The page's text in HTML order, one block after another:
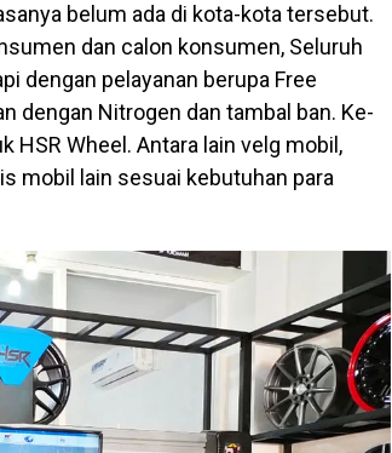
belum ada di kota-kota tersebut.
dan calon konsumen, Seluruh
dengan pelayanan berupa Free
dengan Nitrogen dan tambal ban. Ke-
HSR Wheel. Antara lain velg mobil,
mobil lain sesuai kebutuhan para